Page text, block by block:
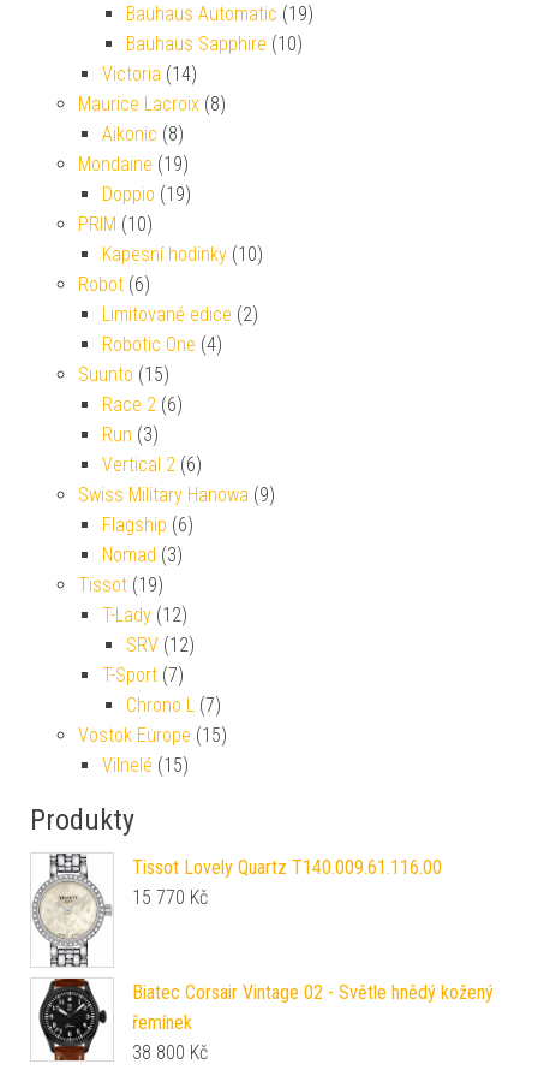
Bauhaus Automatic (19)
Bauhaus Sapphire (10)
Victoria (14)
Maurice Lacroix (8)
Aikonic (8)
Mondaine (19)
Doppio (19)
PRIM (10)
Kapesní hodinky (10)
Robot (6)
Limitované edice (2)
Robotic One (4)
Suunto (15)
Race 2 (6)
Run (3)
Vertical 2 (6)
Swiss Military Hanowa (9)
Flagship (6)
Nomad (3)
Tissot (19)
T-Lady (12)
SRV (12)
T-Sport (7)
Chrono L (7)
Vostok Europe (15)
Vilnelé (15)
Produkty
Tissot Lovely Quartz T140.009.61.116.00
15 770 Kč
Biatec Corsair Vintage 02 - Světle hnědý kožený
řemínek
38 800 Kč